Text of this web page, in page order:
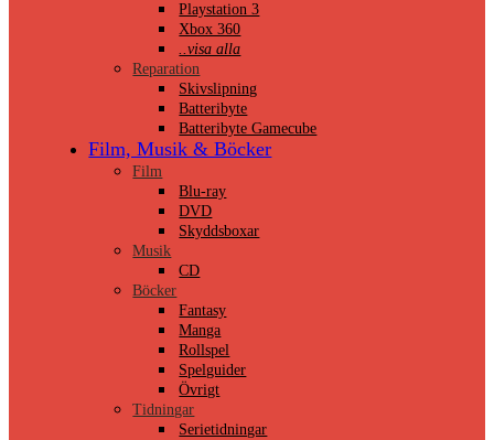
Playstation 3
Xbox 360
..visa alla
Reparation
Skivslipning
Batteribyte
Batteribyte Gamecube
Film, Musik & Böcker
Film
Blu-ray
DVD
Skyddsboxar
Musik
CD
Böcker
Fantasy
Manga
Rollspel
Spelguider
Övrigt
Tidningar
Serietidningar